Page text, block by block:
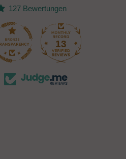
127 Bewertungen
13